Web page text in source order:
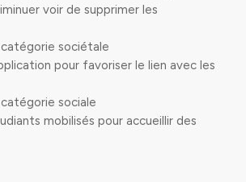
voir de supprimer les
sociétale
pour favoriser le lien avec les
sociale
mobilisés pour accueillir des